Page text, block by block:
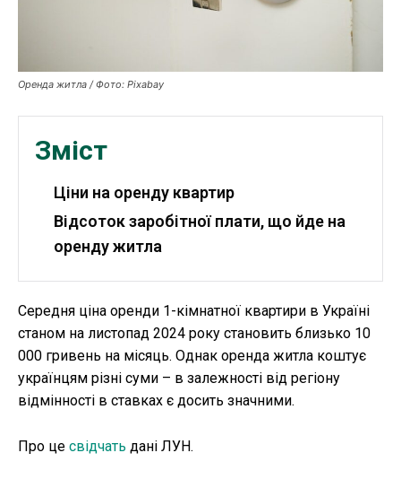
Ми в соц. мережах
Оренда житла / Фото: Pixabay
Зміст
Ціни на оренду квартир
Відсоток заробітної плати, що йде на
оренду житла
Середня ціна оренди 1-кімнатної квартири в Україні
станом на листопад 2024 року становить близько 10
000 гривень на місяць. Однак оренда житла коштує
українцям різні суми – в залежності від регіону
відмінності в ставках є досить значними.
Про це свідчать дані ЛУН.